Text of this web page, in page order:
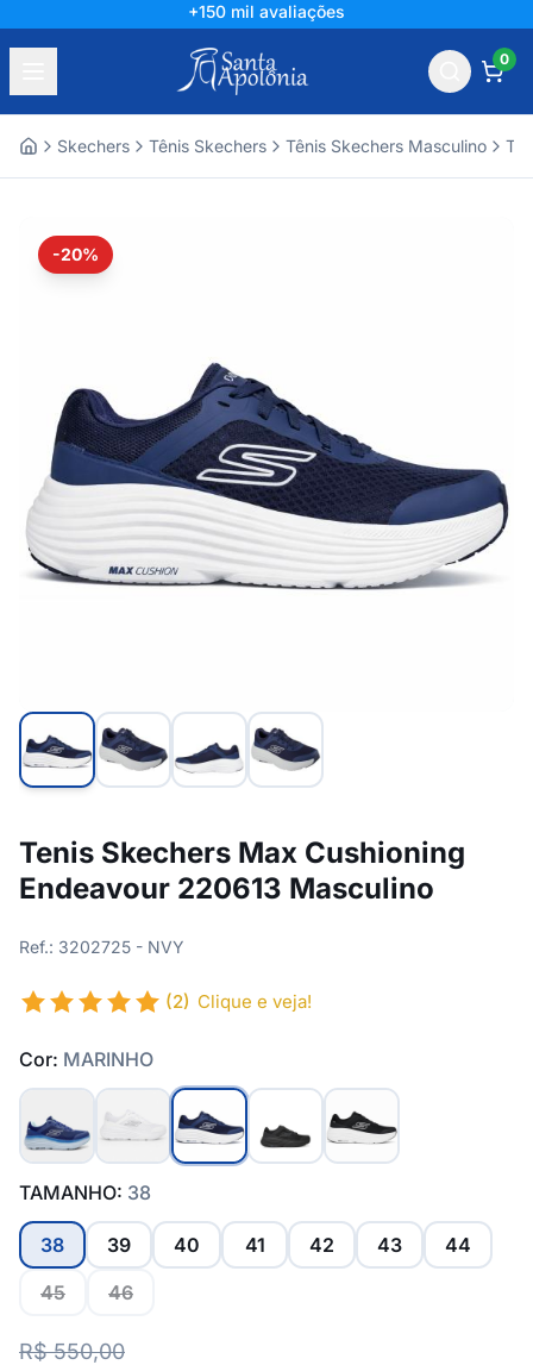
+150 mil avaliações
0
Skechers Tênis Skechers Tênis Skechers Masculino
-20%
Tenis Skechers Max Cushioning
Endeavour 220613 Masculino
Ref.: 3202725 - NVY
(2) Clique e veja!
Cor: MARINHO
TAMANHO: 38
38 39 40 41 42 43
44
45
46
R$ 550,00